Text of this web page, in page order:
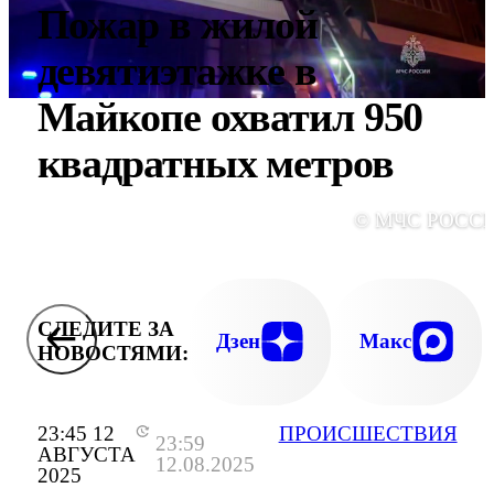
23:45 12
АВГУСТА
2025
23:59
12.08.2025
ПРОИСШЕСТВИЯ
Пожар в жилой
девятиэтажке в
Майкопе охватил 950
квадратных метров
© МЧС
СЛЕДИТЕ ЗА
НОВОСТЯМИ:
Дзен Макс